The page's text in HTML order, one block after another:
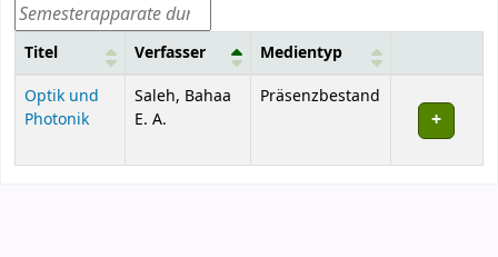
Kurse
Titel Verfasser
Medientyp
Optik und
Photonik
Saleh, Bahaa
E. A.
Präsenzbestand